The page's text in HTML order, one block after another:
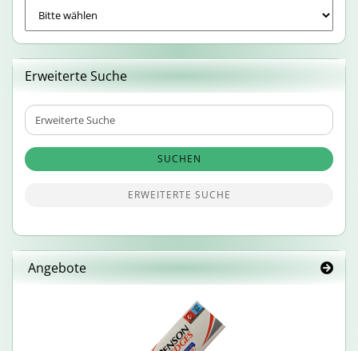
Erweiterte Suche
Erweiterte
Suche
SUCHEN
ERWEITERTE SUCHE
Angebote